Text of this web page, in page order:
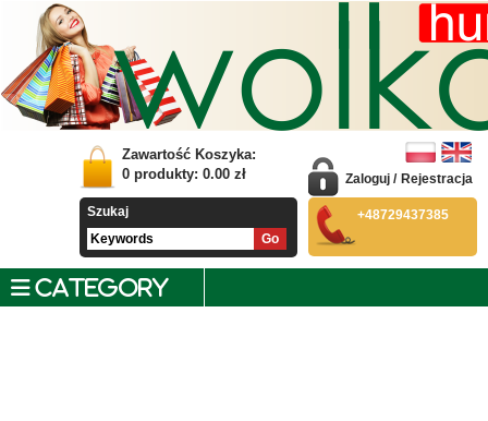
Zawartość Koszyka:
0 produkty: 0.00 zł
Szukaj
Zaloguj / Rejestracja
+48729437385
CATEGORY